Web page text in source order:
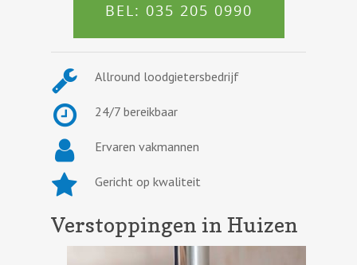
BEL: 035 205 0990
Allround loodgietersbedrijf
24/7 bereikbaar
Ervaren vakmannen
Gericht op kwaliteit
Verstoppingen in Huizen